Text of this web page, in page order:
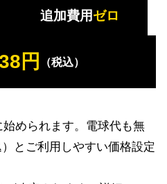
追加費用ゼロ
円 （税込）
められます。電球代も無
とご利用しやすい価格設定